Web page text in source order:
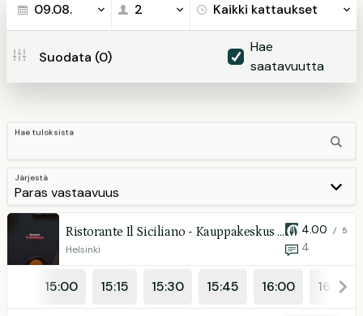
09.08.
Suodata (0)
Hae
saatavuutta
Hae tuloksista
Järjestä
Ristorante Il Siciliano - Kauppakeskus Redi
Helsinki
4.00 / 5
4
15:00 15:15 15:30 15:45 16:00 16:15